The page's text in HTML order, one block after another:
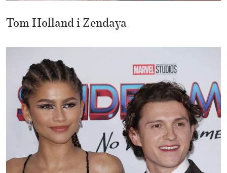
Tom Holland i Zendaya